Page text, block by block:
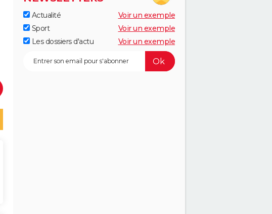
Actualité
Voir un exemple
Sport
Voir un exemple
Les dossiers d'actu
Voir un exemple